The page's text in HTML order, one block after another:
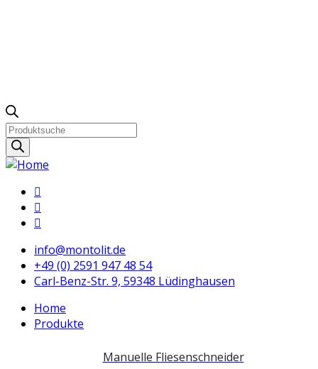
Products
search
info@montolit.de
+49 (0) 2591 947 48 54
Carl-Benz-Str. 9, 59348 Lüdinghausen
Home
Produkte
Manuelle Fliesenschneider